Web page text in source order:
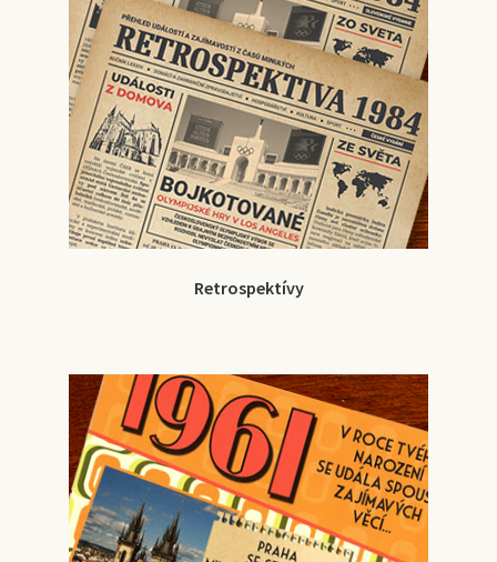
Retrospektívy